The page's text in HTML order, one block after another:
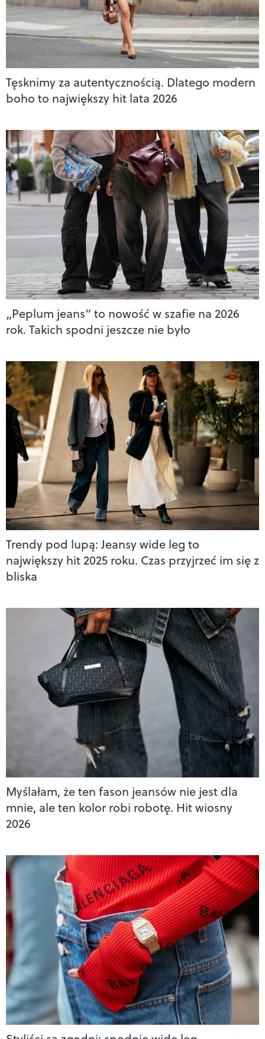
Tęsknimy za autentycznością. Dlatego modern
boho to największy hit lata 2026
„Peplum jeans” to nowość w szafie na 2026
rok. Takich spodni jeszcze nie było
Trendy pod lupą: Jeansy wide leg to
największy hit 2025 roku. Czas przyjrzeć im się z
bliska
Myślałam, że ten fason jeansów nie jest dla
mnie, ale ten kolor robi robotę. Hit wiosny
2026